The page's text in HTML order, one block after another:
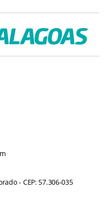
- CEP: 57.306-035